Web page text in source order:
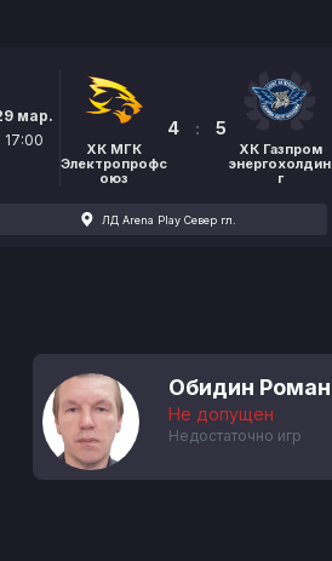
мар.
17:00
ХК МГК
Электропрофс
оюз
4 : 5
ХК Газпром
энергохолдин
г
ЛД Arena Play Север гл.
Обидин Роман
Не допущен
Недостаточно игр